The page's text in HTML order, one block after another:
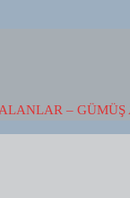
– GÜMÜŞ